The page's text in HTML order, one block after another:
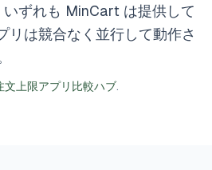
ずれも MinCart は提供して
リは競合なく並行して動作さ
上限アプリ比較ハブ.